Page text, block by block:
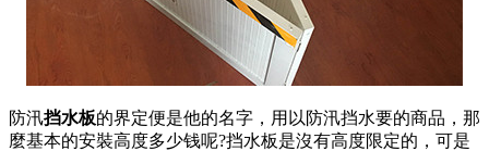
防汛挡水板的界定便是他的名字，用以防汛挡水要的商品，那
麼基本的安裝高度多少钱呢?挡水板是沒有高度限定的，可是